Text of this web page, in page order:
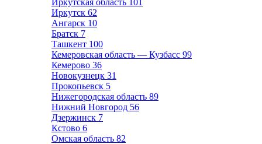
Иркутская область 101
Иркутск 62
Ангарск 10
Братск 7
Ташкент 100
Кемеровская область — Кузбасс 99
Кемерово 36
Новокузнецк 31
Прокопьевск 5
Нижегородская область 89
Нижний Новгород 56
Дзержинск 7
Кстово 6
Омская область 82